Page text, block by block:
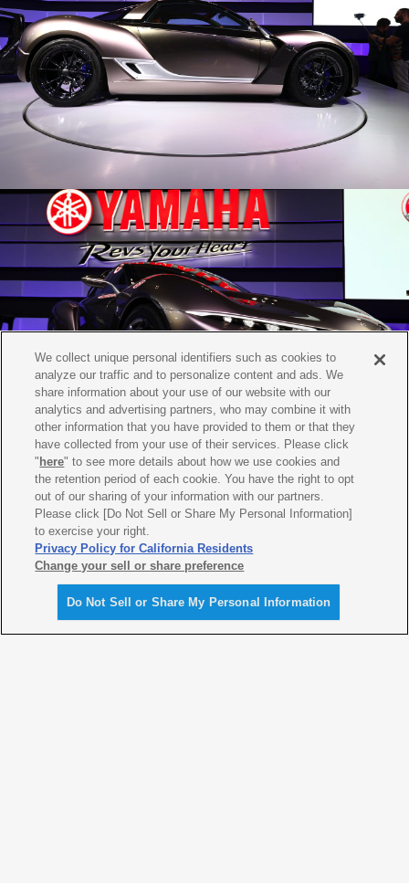
We collect unique personal identifiers such as cookies to
analyze our traffic and to personalize content and ads. We
share information about your use of our website with our
analytics and advertising partners, who may combine it with
other information that you have provided to them or that they
have collected from your use of their services. Please click
" here" to see more details about how we use cookies and
the retention period of each cookie. You have the right to opt
out of our sharing of your information with our partners.
Please click [Do Not Sell or Share My Personal Information]
to exercise your right.
Privacy Policy for California Residents
Change your sell or share preference
Do Not Sell or Share My Personal Information